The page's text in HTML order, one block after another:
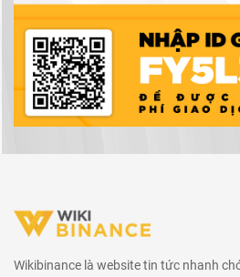
Wikibinance là website tin tức nhanh